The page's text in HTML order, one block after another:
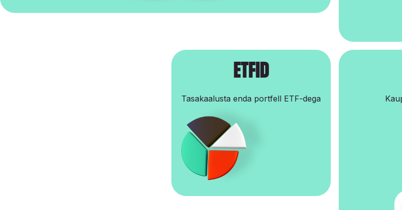
EtFId
Tasakaalusta enda portfell ETF-dega